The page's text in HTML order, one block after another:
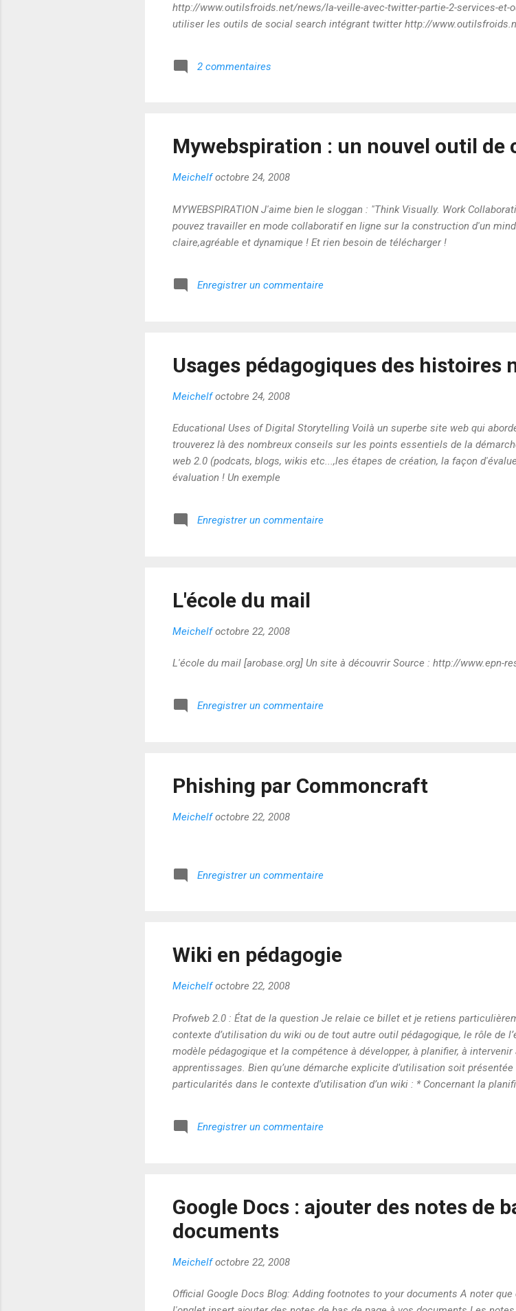
http://www.outilsfroids.net/news/la-veille-avec-twitter-partie-2-services-et-
utiliser les outils de social search intégrant twitter http://
veille-avec-twitter-partie-5-la-veille-sur-les-personnes Partie 6 : Partager et
2 commentaires
Mywebspiration : un nouvel outil
Meichelf octobre 24, 2008
MYWEBSPIRATION J'aime bien le sloggan : "Think Visually. Work
pouvez travailler en mode collaboratif en ligne sur la construction d'un
claire,agréable et dynamique ! Et rien besoin de télécharger !
Enregistrer un commentaire
Usages pédagogiques des histoires
Meichelf octobre 24, 2008
Educational Uses of Digital Storytelling Voilà un superbe site web qui
trouverez là des nombreux conseils sur les points essentiels de la
web 2.0 (podcats, blogs, wikis etc...,les étapes de création, la façon
évaluation ! Un exemple
Enregistrer un commentaire
L'école du mail
Meichelf octobre 22, 2008
L'école du mail [arobase.org] Un site à découvrir Source : http://www.epn-
Enregistrer un commentaire
Phishing par Commoncraft
Meichelf octobre 22, 2008
Enregistrer un commentaire
Wiki en pédagogie
Meichelf octobre 22, 2008
Profweb 2.0 : État de la question Je relaie ce billet et je retiens
contexte d’utilisation du wiki ou de tout autre outil pédagogique, le rôle de
modèle pédagogique et la compétence à développer, à planifier, à
apprentissages. Bien qu’une démarche explicite d’utilisation soit
particularités dans le contexte d’utilisation d’un wiki : * Concernant la
collaboration et la responsabilisation de vos étudiants. Il faudra ensuite se
technique, planifier finement la démarche d’apprentissage et déterminer la
Enregistrer un commentaire
Google Docs : ajouter des notes de
documents
Meichelf octobre 22, 2008
Official Google Docs Blog: Adding footnotes to your documents A noter